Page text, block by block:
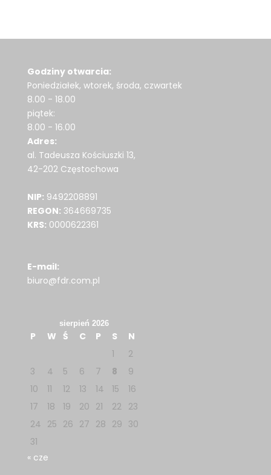
Godziny otwarcia:
Poniedziałek, wtorek, środa, czwartek
8.00 - 18.00
piątek:
8.00 - 16.00
Adres:
al. Tadeusza Kościuszki 13,
42-202 Częstochowa
NIP: 9492208891
REGON: 364669735
KRS: 0000622361
E-mail:
biuro@fdr.com.pl
sierpień 2026
P W Ś C P S
N
1
2
3
4 5 6 7 8
9
10
11 12 13 14 15
16
17
18 19 20 21 22
23
24 25 26 27 28 29 30
31
« cze